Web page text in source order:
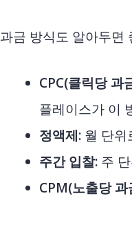
과금 방식도 알아두면
CPC(클릭당 과
플레이스가 이
정액제: 월 단
주간 입찰: 주
CPM(노출당 과